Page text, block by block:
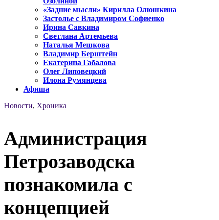
«Задние мысли» Кирилла Олюшкина
Застолье с Владимиром Софиенко
Ирина Савкина
Светлана Артемьева
Наталья Мешкова
Владимир Берштейн
Екатерина Габалова
Олег Липовецкий
Илона Румянцева
Афиша
Новости, Хроника
Администрация
Петрозаводска
познакомила с
концепцией